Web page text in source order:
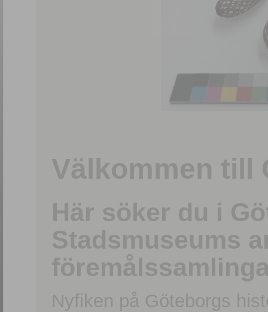
Välkommen till
Här söker du i
Stadsmuseums
Nyfiken på Göteborgs